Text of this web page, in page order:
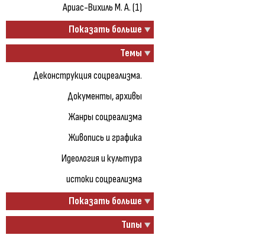
Ариас-Вихиль М. А. (1)
Показать больше
Темы
Деконструкция соцреализма.
Документы, архивы
Жанры соцреализма
Живопись и графика
Идеология и культура
истоки соцреализма
Показать больше
Типы